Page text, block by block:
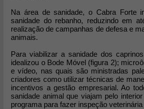
Na área de sanidade, o Cabra Forte
sanidade do rebanho, reduzindo em
realização de campanhas de defesa e
animais.
Para viabilizar a sanidade dos
idealizou o Bode Móvel (figura 2);
e vídeo, nas quais são ministradas
criadores como utilizar técnicas de
incentivos a gestão empresarial. Ao
sanidade animal que viajam pelo
programa para fazer inspeção